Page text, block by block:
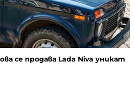
се продава Lada Niva уникат